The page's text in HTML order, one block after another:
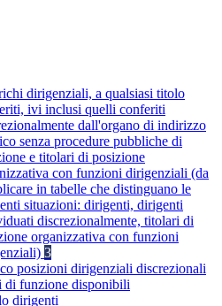
dirigenziali, a qualsiasi titolo
ivi inclusi quelli conferiti
dall'organo di indirizzo
senza procedure pubbliche di
e titolari di posizione
con funzioni dirigenziali (da
in tabelle che distinguano le
situazioni: dirigenti, dirigenti
discrezionalmente, titolari di
organizzativa con funzioni
3
posizioni dirigenziali discrezionali
di funzione disponibili
dirigenti